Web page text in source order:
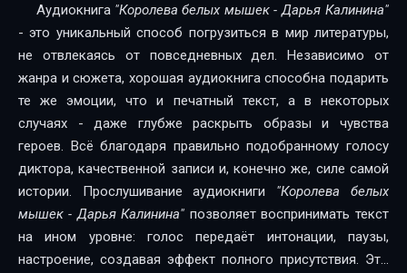
Аудиокнига "Королева белых мышек - Дарья Калинина"
- это уникальный способ погрузиться в мир литературы,
не отвлекаясь от повседневных дел. Независимо от
жанра и сюжета, хорошая аудиокнига способна подарить
те же эмоции, что и печатный текст, а в некоторых
случаях - даже глубже раскрыть образы и чувства
героев. Всё благодаря правильно подобранному голосу
диктора, качественной записи и, конечно же, силе самой
истории. Прослушивание аудиокниги "Королева белых
мышек - Дарья Калинина" позволяет воспринимать текст
на ином уровне: голос передаёт интонации, паузы,
настроение, создавая эффект полного присутствия. Это